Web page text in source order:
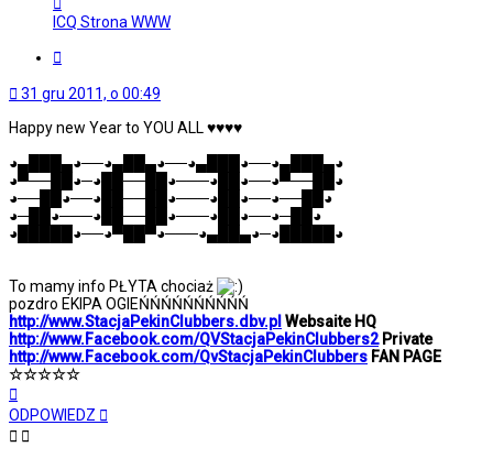
się
z
ICQ Strona WWW
31 gru 2011, o 00:49
Happy new Year to YOU ALL ♥♥♥♥
◕▄███▄◕──◕▄██▄◕──◕▄███◕──◕▄███▄◕
◕▀──██◕─◕██──██◕───◕██◕──◕▀──██◕
◕──██◕──◕██──██◕───◕██◕──◕──██◕
◕─██◕───◕██──██◕───◕██◕──◕─██◕
◕█████◕──◕▀██▀◕───◕▄██▄◕─◕█████◕
To mamy info PŁYTA chociaż
pozdro EKIPA OGIEŃŃŃŃŃŃŃŃŃŃ
http://www.StacjaPekinClubbers.dbv.pl Websaite HQ
http://www.Facebook.com/QVStacjaPekinClubbers2Private
http://www.Facebook.com/QvStacjaPekinClubbers FAN PAGE
☆☆☆☆☆
górę
ODPOWIEDZ